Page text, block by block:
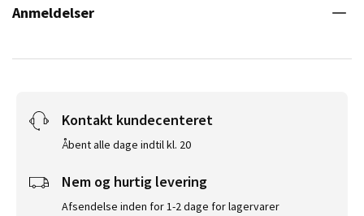
Anmeldelser
Kontakt kundecenteret
Åbent alle dage indtil kl. 20
Nem og hurtig levering
Afsendelse inden for 1-2 dage for lagervarer